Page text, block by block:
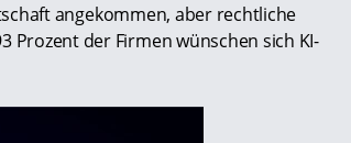
angekommen, aber rechtliche
Prozent der Firmen wünschen sich KI-